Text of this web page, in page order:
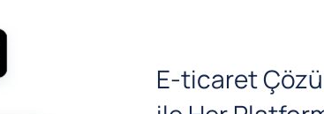
E-ticaret